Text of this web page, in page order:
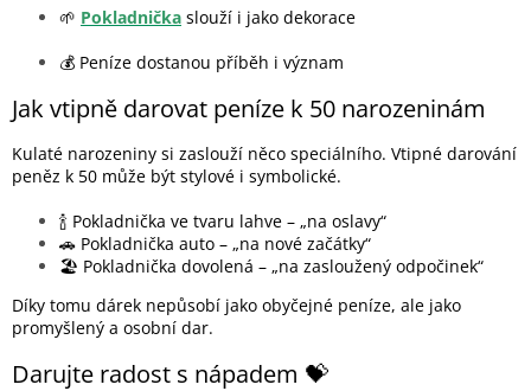
🌱 Pokladnička slouží i jako dekorace
💰 Peníze dostanou příběh i význam
Jak vtipně darovat peníze k 50 narozeninám
Kulaté narozeniny si zaslouží něco speciálního. Vtipné darování
peněz k 50 může být stylové i symbolické.
🍾 Pokladnička ve tvaru lahve – „na oslavy“
🚗 Pokladnička auto – „na nové začátky“
🏖️ Pokladnička dovolená – „na zasloužený odpočinek“
Díky tomu dárek nepůsobí jako obyčejné peníze, ale jako
promyšlený a osobní dar.
Darujte radost s nápadem 💝